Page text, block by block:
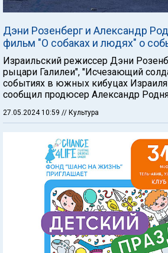
Дэни Розенберг и Александр
фильм "О собаках и людях" о
Израильский режиссер Дэни
рыцари Галилеи", "Исчезающий
событиях в южных кибуцах Израиля
сообщил продюсер Александр
27.05.2024 10:59 // Культура